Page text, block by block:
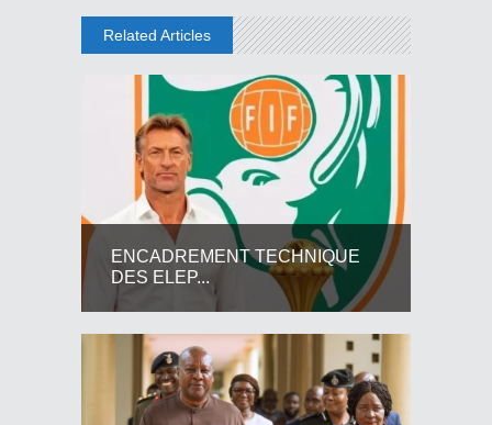
Related Articles
ENCADREMENT TECHNIQUE
DES ELEP...